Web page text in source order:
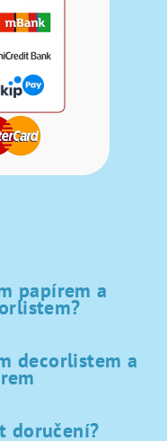
papírem a
decorlistem a
doručení?